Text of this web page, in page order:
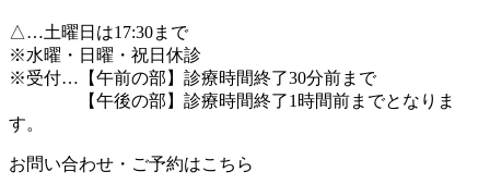
△…土曜日は17:30まで
※水曜・日曜・祝日休診
※受付…【午前の部】診療時間終了30分前まで
【午後の部】診療時間終了1時間前までとなりま
す。
お問い合わせ・ご予約はこちら